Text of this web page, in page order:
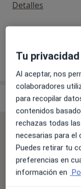
reconocimiento
innovador, de
esfuerzos para
especialidad,
se merecen.
gracias a, entre
mercado que
todos nos
mejorando día a
Su bienestar es
depende de
tenerle entre
** PÁRKING
Detalles
+ 39 servicios
Especialistas &
Se aceptan
La cobertura
ubicación y el
proceso de
Tu
Al aceptar, nos
colaboradores
para recopilar
contenidos
rechazas todas
necesarias para el
Puedes retirar tu
preferencias en
información en